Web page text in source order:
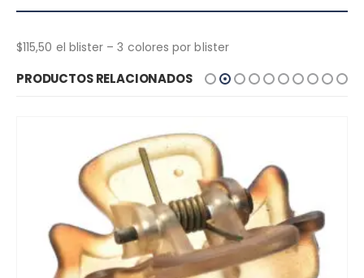
$115,50 el blister – 3 colores por blister
PRODUCTOS RELACIONADOS